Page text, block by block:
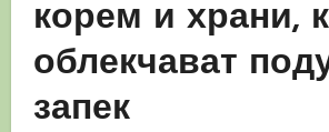
корем и храни,
облекчават
запек